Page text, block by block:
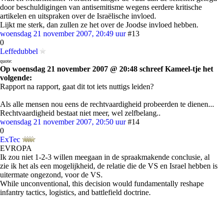
door beschuldigingen van antisemitisme wegens eerdere kritische
artikelen en uitspraken over de Israëlische invloed.
Lijkt me sterk, dan zullen ze het over de Joodse invloed hebben.
woensdag 21 november 2007, 20:49 uur #13
0
Leffedubbel
quote:
Op woensdag 21 november 2007 @ 20:48 schreef Kameel-tje het
volgende:
Rapport na rapport, gaat dit tot iets nuttigs leiden?
Als alle mensen nou eens de rechtvaardigheid probeerden te dienen...
Rechtvaardigheid bestaat niet meer, wel zelfbelang..
woensdag 21 november 2007, 20:50 uur #14
0
ExTec
EVROPA
Ik zou niet 1-2-3 willen meegaan in de spraakmakende conclusie, al
zie ik het als een mogelijkheid, de relatie die de VS en Israel hebben is
uitermate ongezond, voor de VS.
While unconventional, this decision would fundamentally reshape
infantry tactics, logistics, and battlefield doctrine.